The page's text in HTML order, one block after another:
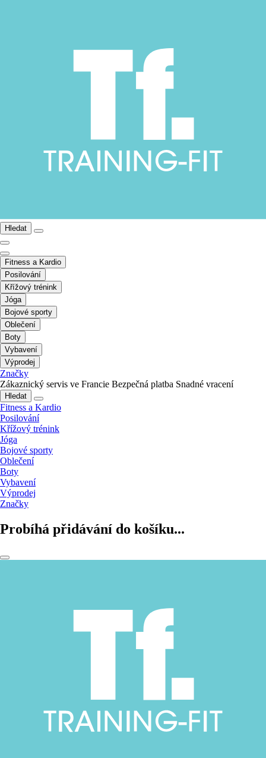
Hledat
Fitness a Kardio
Posilování
Křížový trénink
Jóga
Bojové sporty
Oblečení
Boty
Vybavení
Výprodej
Značky
Zákaznický servis ve Francie Bezpečná platba Snadné vracení
Hledat
Fitness a Kardio
Posilování
Křížový trénink
Jóga
Bojové sporty
Oblečení
Boty
Vybavení
Výprodej
Značky
Probíhá přidávání do košíku...